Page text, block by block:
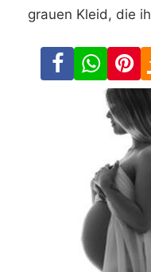
grauen Kleid, die
Facebook